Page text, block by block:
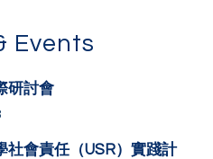
Events
研討會
社會責任（USR）實踐計